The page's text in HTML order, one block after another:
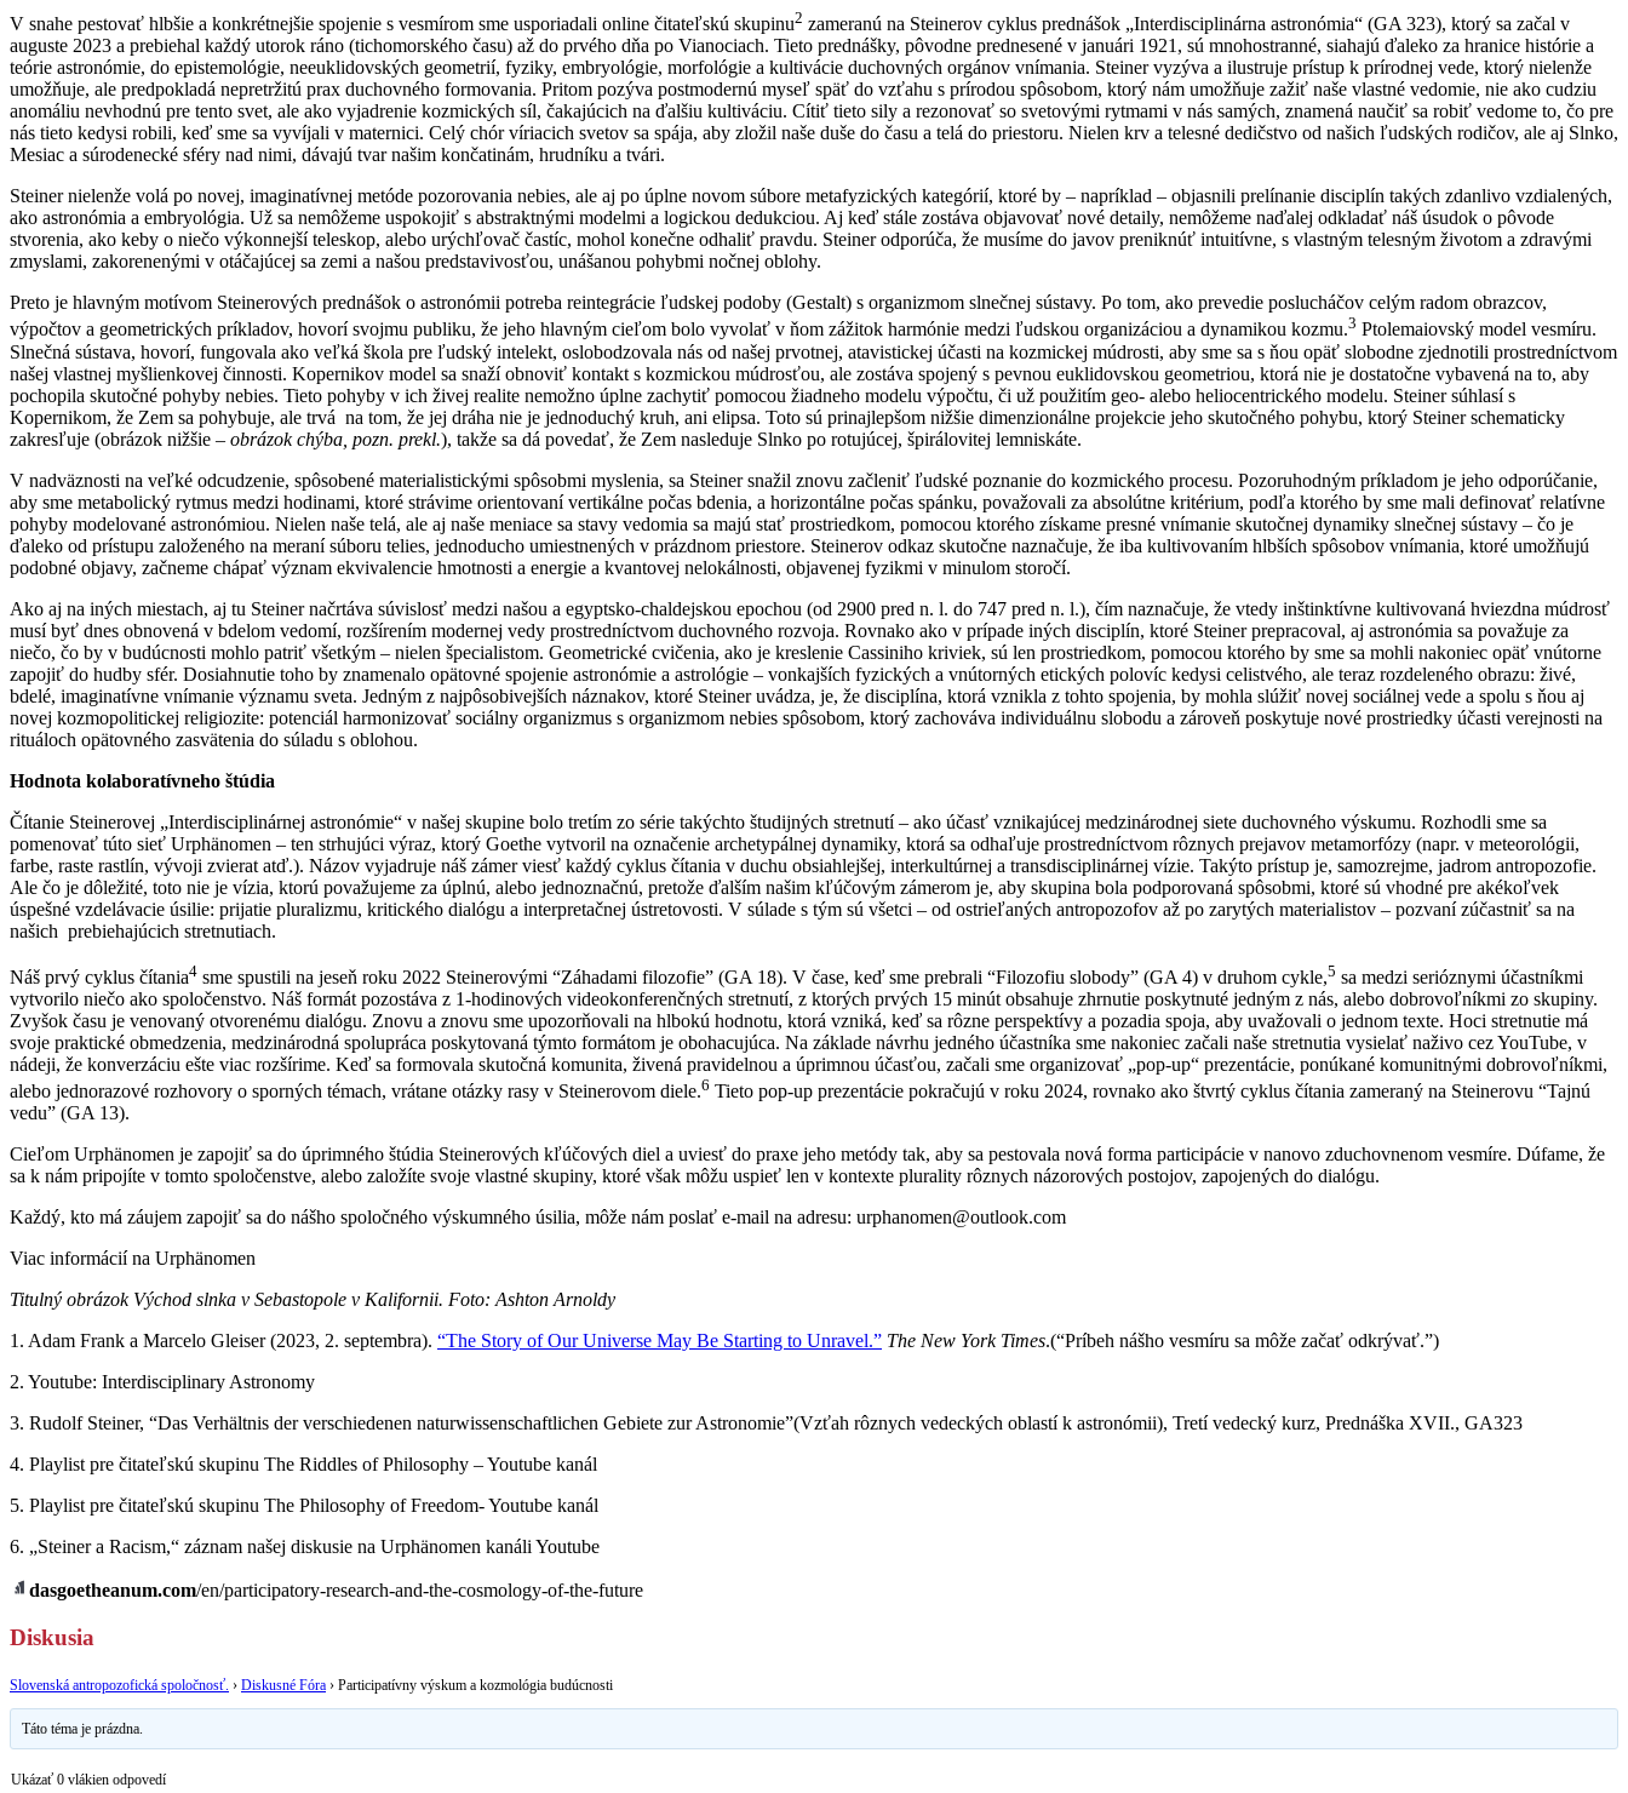
V snahe pestovať hlbšie a konkrétnejšie spojenie s vesmírom sme usporiadali online čitateľskú skupinu2 zameranú na Steinerov cyklus prednášok „Interdisciplinárna astronómia“ (GA 323), ktorý sa začal v
auguste 2023 a prebiehal každý utorok ráno (tichomorského času) až do prvého dňa po Vianociach. Tieto prednášky, pôvodne prednesené v januári 1921, sú mnohostranné, siahajú ďaleko za hranice histórie a
teórie astronómie, do epistemológie, neeuklidovských geometrií, fyziky, embryológie, morfológie a kultivácie duchovných orgánov vnímania. Steiner vyzýva a ilustruje prístup k prírodnej vede, ktorý nielenže
umožňuje, ale predpokladá nepretržitú prax duchovného formovania. Pritom pozýva postmodernú myseľ späť do vzťahu s prírodou spôsobom, ktorý nám umožňuje zažiť naše vlastné vedomie, nie ako cudziu
anomáliu nevhodnú pre tento svet, ale ako vyjadrenie kozmických síl, čakajúcich na ďalšiu kultiváciu. Cítiť tieto sily a rezonovať so svetovými rytmami v nás samých, znamená naučiť sa robiť vedome to, čo pre
nás tieto kedysi robili, keď sme sa vyvíjali v maternici. Celý chór víriacich svetov sa spája, aby zložil naše duše do času a telá do priestoru. Nielen krv a telesné dedičstvo od našich ľudských rodičov, ale aj Slnko,
Mesiac a súrodenecké sféry nad nimi, dávajú tvar našim končatinám, hrudníku a tvári.
Steiner nielenže volá po novej, imaginatívnej metóde pozorovania nebies, ale aj po úplne novom súbore metafyzických kategórií, ktoré by – napríklad – objasnili prelínanie disciplín takých zdanlivo vzdialených,
ako astronómia a embryológia. Už sa nemôžeme uspokojiť s abstraktnými modelmi a logickou dedukciou. Aj keď stále zostáva objavovať nové detaily, nemôžeme naďalej odkladať náš úsudok o pôvode
stvorenia, ako keby o niečo výkonnejší teleskop, alebo urýchľovač častíc, mohol konečne odhaliť pravdu. Steiner odporúča, že musíme do javov preniknúť intuitívne, s vlastným telesným životom a zdravými
zmyslami, zakorenenými v otáčajúcej sa zemi a našou predstavivosťou, unášanou pohybmi nočnej oblohy.
Preto je hlavným motívom Steinerových prednášok o astronómii potreba reintegrácie ľudskej podoby (Gestalt) s organizmom slnečnej sústavy. Po tom, ako prevedie poslucháčov celým radom obrazcov,
výpočtov a geometrických príkladov, hovorí svojmu publiku, že jeho hlavným cieľom bolo vyvolať v ňom zážitok harmónie medzi ľudskou organizáciou a dynamikou kozmu.3 Ptolemaiovský model vesmíru.
Slnečná sústava, hovorí, fungovala ako veľká škola pre ľudský intelekt, oslobodzovala nás od našej prvotnej, atavistickej účasti na kozmickej múdrosti, aby sme sa s ňou opäť slobodne zjednotili prostredníctvom
našej vlastnej myšlienkovej činnosti. Kopernikov model sa snaží obnoviť kontakt s kozmickou múdrosťou, ale zostáva spojený s pevnou euklidovskou geometriou, ktorá nie je dostatočne vybavená na to, aby
pochopila skutočné pohyby nebies. Tieto pohyby v ich živej realite nemožno úplne zachytiť pomocou žiadneho modelu výpočtu, či už použitím geo- alebo heliocentrického modelu. Steiner súhlasí s
Kopernikom, že Zem sa pohybuje, ale trvá na tom, že jej dráha nie je jednoduchý kruh, ani elipsa. Toto sú prinajlepšom nižšie dimenzionálne projekcie jeho skutočného pohybu, ktorý Steiner schematicky
zakresľuje (obrázok nižšie – obrázok chýba, pozn. prekl.), takže sa dá povedať, že Zem nasleduje Slnko po rotujúcej, špirálovitej lemniskáte.
V nadväznosti na veľké odcudzenie, spôsobené materialistickými spôsobmi myslenia, sa Steiner snažil znovu začleniť ľudské poznanie do kozmického procesu. Pozoruhodným príkladom je jeho odporúčanie,
aby sme metabolický rytmus medzi hodinami, ktoré strávime orientovaní vertikálne počas bdenia, a horizontálne počas spánku, považovali za absolútne kritérium, podľa ktorého by sme mali definovať relatívne
pohyby modelované astronómiou. Nielen naše telá, ale aj naše meniace sa stavy vedomia sa majú stať prostriedkom, pomocou ktorého získame presné vnímanie skutočnej dynamiky slnečnej sústavy – čo je
ďaleko od prístupu založeného na meraní súboru telies, jednoducho umiestnených v prázdnom priestore. Steinerov odkaz skutočne naznačuje, že iba kultivovaním hlbších spôsobov vnímania, ktoré umožňujú
podobné objavy, začneme chápať význam ekvivalencie hmotnosti a energie a kvantovej nelokálnosti, objavenej fyzikmi v minulom storočí.
Ako aj na iných miestach, aj tu Steiner načrtáva súvislosť medzi našou a egyptsko-chaldejskou epochou (od 2900 pred n. l. do 747 pred n. l.), čím naznačuje, že vtedy inštinktívne kultivovaná hviezdna múdrosť
musí byť dnes obnovená v bdelom vedomí, rozšírením modernej vedy prostredníctvom duchovného rozvoja. Rovnako ako v prípade iných disciplín, ktoré Steiner prepracoval, aj astronómia sa považuje za
niečo, čo by v budúcnosti mohlo patriť všetkým – nielen špecialistom. Geometrické cvičenia, ako je kreslenie Cassiniho kriviek, sú len prostriedkom, pomocou ktorého by sme sa mohli nakoniec opäť vnútorne
zapojiť do hudby sfér. Dosiahnutie toho by znamenalo opätovné spojenie astronómie a astrológie – vonkajších fyzických a vnútorných etických polovíc kedysi celistvého, ale teraz rozdeleného obrazu: živé,
bdelé, imaginatívne vnímanie významu sveta. Jedným z najpôsobivejších náznakov, ktoré Steiner uvádza, je, že disciplína, ktorá vznikla z tohto spojenia, by mohla slúžiť novej sociálnej vede a spolu s ňou aj
novej kozmopolitickej religiozite: potenciál harmonizovať sociálny organizmus s organizmom nebies spôsobom, ktorý zachováva individuálnu slobodu a zároveň poskytuje nové prostriedky účasti verejnosti na
rituáloch opätovného zasvätenia do súladu s oblohou.
Hodnota kolaboratívneho štúdia
Čítanie Steinerovej „Interdisciplinárnej astronómie“ v našej skupine bolo tretím zo série takýchto študijných stretnutí – ako účasť vznikajúcej medzinárodnej siete duchovného výskumu. Rozhodli sme sa
pomenovať túto sieť Urphänomen – ten strhujúci výraz, ktorý Goethe vytvoril na označenie archetypálnej dynamiky, ktorá sa odhaľuje prostredníctvom rôznych prejavov metamorfózy (napr. v meteorológii,
farbe, raste rastlín, vývoji zvierat atď.). Názov vyjadruje náš zámer viesť každý cyklus čítania v duchu obsiahlejšej, interkultúrnej a transdisciplinárnej vízie. Takýto prístup je, samozrejme, jadrom antropozofie.
Ale čo je dôležité, toto nie je vízia, ktorú považujeme za úplnú, alebo jednoznačnú, pretože ďalším našim kľúčovým zámerom je, aby skupina bola podporovaná spôsobmi, ktoré sú vhodné pre akékoľvek
úspešné vzdelávacie úsilie: prijatie pluralizmu, kritického dialógu a interpretačnej ústretovosti. V súlade s tým sú všetci – od ostrieľaných antropozofov až po zarytých materialistov – pozvaní zúčastniť sa na
našich prebiehajúcich stretnutiach.
Náš prvý cyklus čítania4 sme spustili na jeseň roku 2022 Steinerovými “Záhadami filozofie” (GA 18). V čase, keď sme prebrali “Filozofiu slobody” (GA 4) v druhom cykle,5 sa medzi serióznymi účastníkmi
vytvorilo niečo ako spoločenstvo. Náš formát pozostáva z 1-hodinových videokonferenčných stretnutí, z ktorých prvých 15 minút obsahuje zhrnutie poskytnuté jedným z nás, alebo dobrovoľníkmi zo skupiny.
Zvyšok času je venovaný otvorenému dialógu. Znovu a znovu sme upozorňovali na hlbokú hodnotu, ktorá vzniká, keď sa rôzne perspektívy a pozadia spoja, aby uvažovali o jednom texte. Hoci stretnutie má
svoje praktické obmedzenia, medzinárodná spolupráca poskytovaná týmto formátom je obohacujúca. Na základe návrhu jedného účastníka sme nakoniec začali naše stretnutia vysielať naživo cez YouTube, v
nádeji, že konverzáciu ešte viac rozšírime. Keď sa formovala skutočná komunita, živená pravidelnou a úprimnou účasťou, začali sme organizovať „pop-up“ prezentácie, ponúkané komunitnými dobrovoľníkmi,
alebo jednorazové rozhovory o sporných témach, vrátane otázky rasy v Steinerovom diele.6 Tieto pop-up prezentácie pokračujú v roku 2024, rovnako ako štvrtý cyklus čítania zameraný na Steinerovu “Tajnú
vedu” (GA 13).
Cieľom Urphänomen je zapojiť sa do úprimného štúdia Steinerových kľúčových diel a uviesť do praxe jeho metódy tak, aby sa pestovala nová forma participácie v nanovo zduchovnenom vesmíre. Dúfame, že
sa k nám pripojíte v tomto spoločenstve, alebo založíte svoje vlastné skupiny, ktoré však môžu uspieť len v kontexte plurality rôznych názorových postojov, zapojených do dialógu.
Každý, kto má záujem zapojiť sa do nášho spoločného výskumného úsilia, môže nám poslať e-mail na adresu: urphanomen@outlook.com
Viac informácií na Urphänomen
Titulný obrázok Východ slnka v Sebastopole v Kalifornii. Foto: Ashton Arnoldy
1. Adam Frank a Marcelo Gleiser (2023, 2. septembra). “The Story of Our Universe May Be Starting to Unravel.” The New York Times.(“Príbeh nášho vesmíru sa môže začať odkrývať.”)
2. Youtube: Interdisciplinary Astronomy
3. Rudolf Steiner, “Das Verhältnis der verschiedenen naturwissenschaftlichen Gebiete zur Astronomie”(Vzťah rôznych vedeckých oblastí k astronómii), Tretí vedecký kurz, Prednáška XVII., GA323
4. Playlist pre čitateľskú skupinu The Riddles of Philosophy – Youtube kanál
5. Playlist pre čitateľskú skupinu The Philosophy of Freedom- Youtube kanál
6. „Steiner a Racism,“ záznam našej diskusie na Urphänomen kanáli Youtube
dasgoetheanum.com/en/participatory-research-and-the-cosmology-of-the-future
Diskusia
Slovenská antropozofická spoločnosť. › Diskusné Fóra › Participatívny výskum a kozmológia budúcnosti
Táto téma je prázdna.
Ukázať 0 vlákien odpovedí